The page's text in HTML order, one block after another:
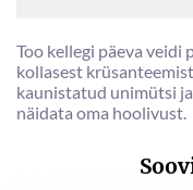
Too kellegi päeva veidi
kollasest
kaunistatud unimütsi
näidata oma hoolivust.